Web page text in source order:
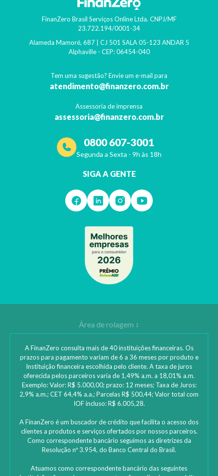
FinanZero Brasil Serviços Online Ltda. CNPJ/MF
23.722.194/0001-34
Alameda Mamoré, 687 | CJ 501 SALA 05-123 ANDAR 5
Alphaville- CEP: 06454-040
Tem uma sugestão? Envie um e-mail para
atendimento@finanzero.com.br
Assessoria de imprensa
assessoria@finanzero.com.br
0800 607-3001
Segunda a Sexta - 9h às 18h
SIGA A GENTE
A FinanZero consulta mais de 40 instituições financeiras. Os
prazos para pagamento variam de 6 a 36 meses por produto e
Instituição financeira escolhida pelo cliente. A taxa de juros
oferecida pelos parceiros varia de 1,49% a.m. a 18,01% a.m.
Exemplo: Valor: R$ 5.000,00; prazo: 12 meses; Taxa de Juros:
2,9% a.m.; CET 64,4% a.a.; Parcelas R$ 500,44; Valor total com
IOF incluso: R$ 6.005,28.
A FinanZero é um buscador de crédito que facilita o acesso dos
clientes a produtos e serviços ofertados por nossos parceiros.
Como correspondente bancário seguimos as diretrizes da
Resolução nº 3.954, do Banco Central do Brasil.
Atuamos como correspondente bancário das seguintes